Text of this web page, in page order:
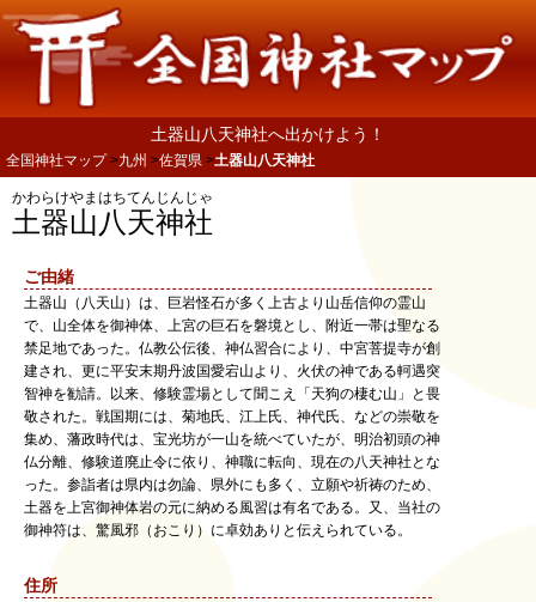
土器山八天神社へ出かけよう！
全国神社マップ 九州 佐賀県 土器山八天神社
土器山八天神社
かわらけやまはちてんじんじゃ
ご由緒
土器山（八天山）は、巨岩怪石が多く上古より山岳信仰の霊山
で、山全体を御神体、上宮の巨石を磐境とし、附近一帯は聖なる
禁足地であった。仏教公伝後、神仏習合により、中宮菩提寺が創
建され、更に平安末期丹波国愛宕山より、火伏の神である軻遇突
智神を勧請。以来、修験霊場として聞こえ「天狗の棲む山」と畏
敬された。戦国期には、菊地氏、江上氏、神代氏、などの崇敬を
集め、藩政時代は、宝光坊が一山を統べていたが、明治初頭の神
仏分離、修験道廃止令に依り、神職に転向、現在の八天神社とな
った。参詣者は県内は勿論、県外にも多く、立願や祈祷のため、
土器を上宮御神体岩の元に納める風習は有名である。又、当社の
御神符は、驚風邪（おこり）に卓効ありと伝えられている。
住所